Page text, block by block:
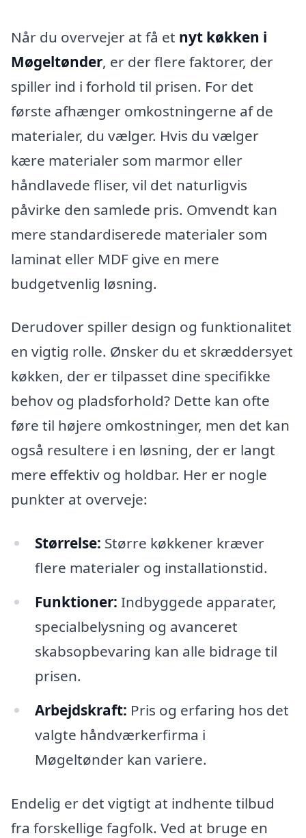
Når du overvejer at få et nyt køkken i
Møgeltønder, er der flere faktorer, der
spiller ind i forhold til prisen. For det
første afhænger omkostningerne af de
materialer, du vælger. Hvis du vælger
kære materialer som marmor eller
håndlavede fliser, vil det naturligvis
påvirke den samlede pris. Omvendt kan
mere standardiserede materialer som
laminat eller MDF give en mere
budgetvenlig løsning.
Derudover spiller design og funktionalitet
en vigtig rolle. Ønsker du et skræddersyet
køkken, der er tilpasset dine specifikke
behov og pladsforhold? Dette kan ofte
føre til højere omkostninger, men det kan
også resultere i en løsning, der er langt
mere effektiv og holdbar. Her er nogle
punkter at overveje:
Størrelse: Større køkkener kræver
flere materialer og installationstid.
Funktioner: Indbyggede apparater,
specialbelysning og avanceret
skabsopbevaring kan alle bidrage til
prisen.
Arbejdskraft: Pris og erfaring hos det
valgte håndværkerfirma i
Møgeltønder kan variere.
Endelig er det vigtigt at indhente tilbud
fra forskellige fagfolk. Ved at bruge en